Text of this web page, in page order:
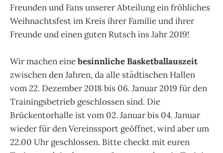
Freunden und Fans unserer Abteilung ein fröhliches
Weihnachtsfest im Kreis ihrer Familie und ihrer
Freunde und einen guten Rutsch ins Jahr 2019!
Wir machen einebesinnliche Basketballauszeit
zwischen den Jahren, da alle städtischen Hallen
vom 22. Dezember 2018 bis 06. Januar 2019 für den
Trainingsbetrieb geschlossen sind. Die
Brückentorhalle ist vom 02. Januar bis 04. Januar
wieder für den Vereinssport geöffnet, wird aber um
22.00 Uhr geschlossen. Bitte checkt mit euren